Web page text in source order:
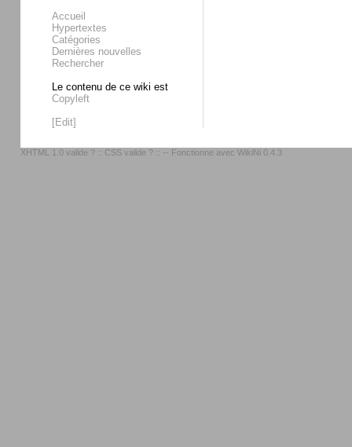
Accueil
Hypertextes
Catégories
Dernières nouvelles
Rechercher
Le contenu de ce wiki est
Copyleft
[Edit]
XHTML 1.0 valide ? :: CSS valide ? :: -- Fonctionne avec WikiNi 0.4.3